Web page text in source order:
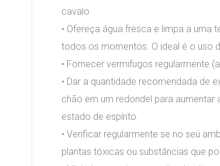
cavalo.
• Ofereça água fresca e limpa a uma
todos os momentos. O ideal é o uso
• Fornecer vermifugos regularmente
• Dar a quantidade recomendada de
chão em um redondel para
estado de espírito.
• Verificar regularmente se no seu
plantas tóxicas ou substâncias que